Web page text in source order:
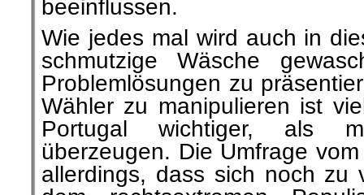
beeinflussen.
Wie jedes mal wird auch in
schmutzige Wäsche
Problemlösungen zu
Wähler zu manipulieren ist
Portugal wichtiger, als
überzeugen. Die Umfrage
allerdings, dass sich noch zu